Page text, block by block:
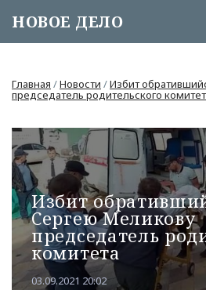
НОВОЕ ДЕЛО
Главная /Новости /Избит
председатель родительского
Избит
Сергею Меликову
председатель
комитета
03.09.2021 20:02